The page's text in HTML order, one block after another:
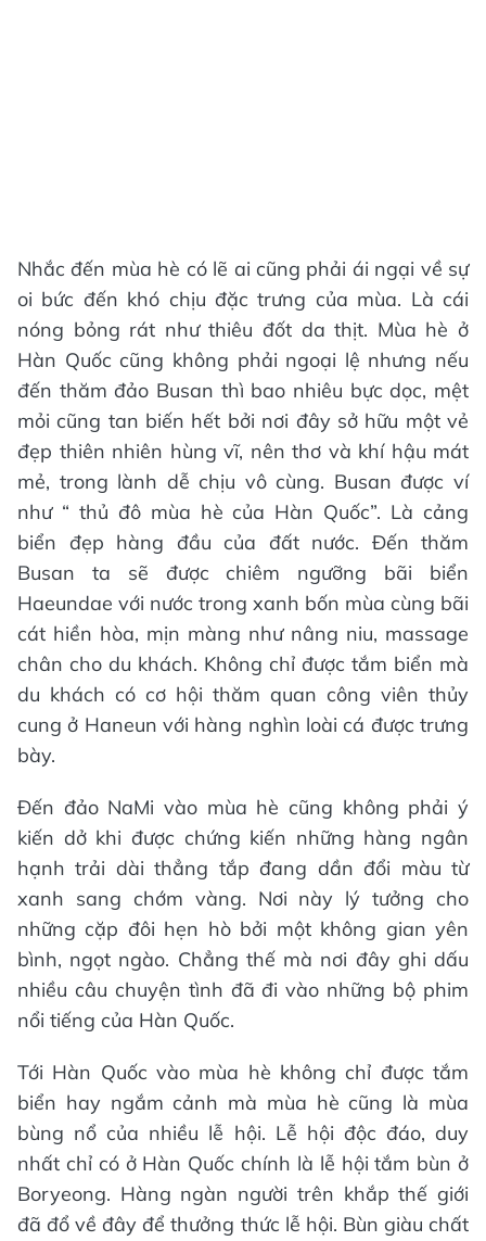
Nhắc đến mùa hè có lẽ ai cũng phải ái ngại về sự
oi bức đến khó chịu đặc trưng của mùa. Là cái
nóng bỏng rát như thiêu đốt da thịt. Mùa hè ở
Hàn Quốc cũng không phải ngoại lệ nhưng nếu
đến thăm đảo Busan thì bao nhiêu bực dọc, mệt
mỏi cũng tan biến hết bởi nơi đây sở hữu một vẻ
đẹp thiên nhiên hùng vĩ, nên thơ và khí hậu mát
mẻ, trong lành dễ chịu vô cùng. Busan được ví
như “ thủ đô mùa hè của Hàn Quốc”. Là cảng
biển đẹp hàng đầu của đất nước. Đến thăm
Busan ta sẽ được chiêm ngưỡng bãi biển
Haeundae với nước trong xanh bốn mùa cùng bãi
cát hiền hòa, mịn màng như nâng niu, massage
chân cho du khách. Không chỉ được tắm biển mà
du khách có cơ hội thăm quan công viên thủy
cung ở Haneun với hàng nghìn loài cá được trưng
bày.
Đến đảo NaMi vào mùa hè cũng không phải ý
kiến dở khi được chứng kiến những hàng ngân
hạnh trải dài thẳng tắp đang dần đổi màu từ
xanh sang chớm vàng. Nơi này lý tưởng cho
những cặp đôi hẹn hò bởi một không gian yên
bình, ngọt ngào. Chẳng thế mà nơi đây ghi dấu
nhiều câu chuyện tình đã đi vào những bộ phim
nổi tiếng của Hàn Quốc.
Tới Hàn Quốc vào mùa hè không chỉ được tắm
biển hay ngắm cảnh mà mùa hè cũng là mùa
bùng nổ của nhiều lễ hội. Lễ hội độc đáo, duy
nhất chỉ có ở Hàn Quốc chính là lễ hội tắm bùn ở
Boryeong. Hàng ngàn người trên khắp thế giới
đã đổ về đây để thưởng thức lễ hội. Bùn giàu chất